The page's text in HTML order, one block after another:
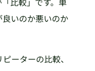
いのか悪いのか
ーターの比較、